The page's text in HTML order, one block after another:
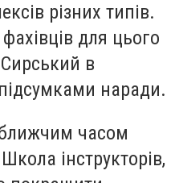
різних типів.
для цього
в
наради.
часом
інструкторів,